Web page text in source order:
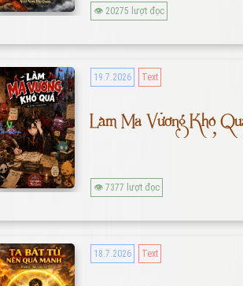
👁 20275 lượt đọc
19.7.2026 Text
Làm Ma Vương Khó
👁 7377 lượt đọc
18.7.2026 Text